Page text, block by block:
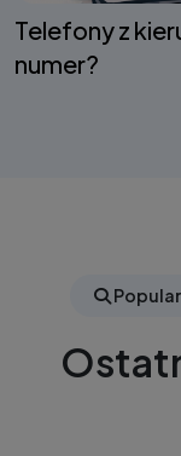
Telefony z
numer?